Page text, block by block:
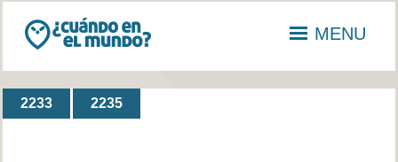
MENU
2233 2235